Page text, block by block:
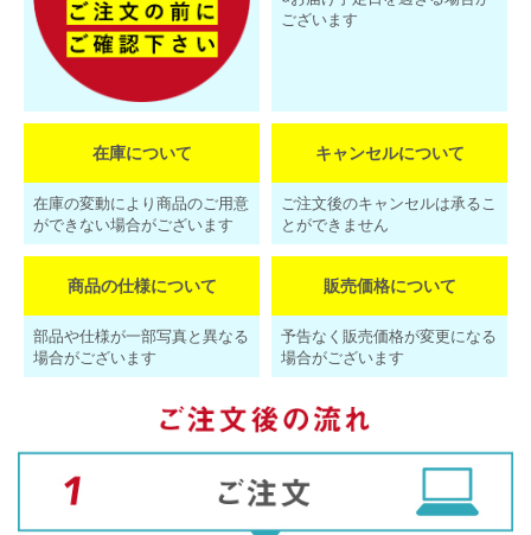
ございます
在庫について
在庫の変動により商品のご用意
ができない場合がございます
キャンセルについて
ご注文後のキャンセルは承るこ
とができません
商品の仕様について
部品や仕様が一部写真と異なる
場合がございます
販売価格について
予告なく販売価格が変更になる
場合がございます